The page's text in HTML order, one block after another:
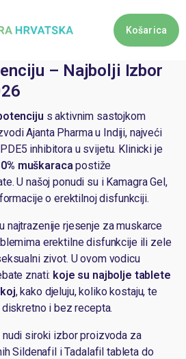
Košarica
Nema
– Najbolji Izbor
s aktivnim sastojkom
Ajanta Pharma u Indiji, najveći
inhibitora u svijetu. Klinicki je
muškaracapostiže
U našoj ponudi su i Kamagra Gel,
o erektilnoj disfunkciji.
najtrazenije rjesenje za muskarce
erektilne disfunkcijeili zele
zivot. U ovom vodicu
znati: koje su najbolje tablete
, kako djeluju, koliko kostaju, te
i bez recepta.
siroki izbor proizvoda za
Sildenafil i Tadalafil tableta do